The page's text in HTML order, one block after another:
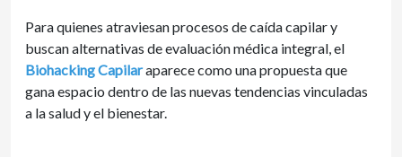
Para quienes atraviesan procesos de caída capilar y
buscan alternativas de evaluación médica integral, el
Biohacking Capilaraparece como una propuesta que
gana espacio dentro de las nuevas tendencias vinculadas
a la salud y el bienestar.